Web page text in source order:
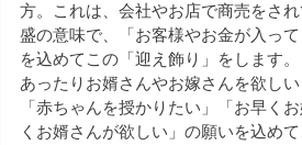
方。これは、会社やお店で商売をさ
盛の意味で、「お客様やお金が入っ
を込めてこの「迎え飾り」をします
あったりお婿さんやお嫁さんを欲し
「赤ちゃんを授かりたい」「お早く
くお婿さんが欲しい」の願いを込め